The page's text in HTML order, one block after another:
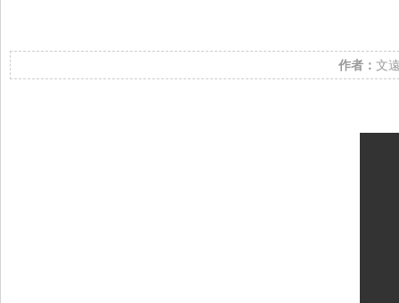
作者： 文